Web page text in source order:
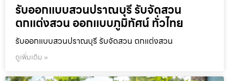
รับออกแบบสวนปราณบุรี รับจัดสวน
ตกแต่งสวน ออกแบบภูมิทัศน์ ทั่วไทย
รับออกแบบสวนปราณบุรี รับจัดสวน ตกแต่งสวน
ดูเพิ่มเติม »